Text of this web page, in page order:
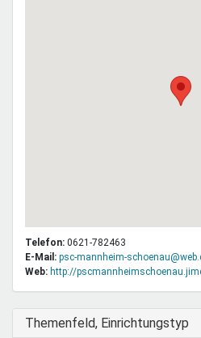
Telefon: 0621-782463
E-Mail: psc-mannheim-
Web: http://
Ausblenden
Themenfeld, Einrichtungstyp